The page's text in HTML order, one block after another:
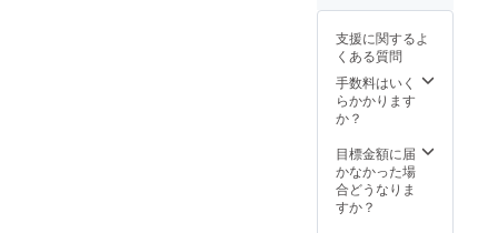
支援に関するよ
くある質問
手数料はいく
らかかります
か？
目標金額に届
かなかった場
合どうなりま
すか？